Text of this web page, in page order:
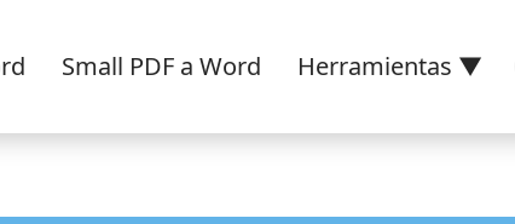
Small PDF a Word Herramientas ▼